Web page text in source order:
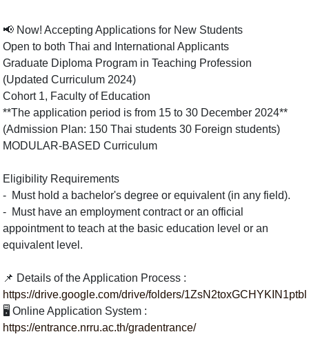
📢 Now! Accepting Applications for New Students
Open to both Thai and International Applicants
Graduate Diploma Program in Teaching Profession
(Updated Curriculum 2024)
Cohort 1, Faculty of Education
**The application period is from 15 to 30 December 2024**
(Admission Plan: 150 Thai students 30 Foreign students)
MODULAR-BASED Curriculum
Eligibility Requirements
- Must hold a bachelor's degree or equivalent (in any field).
- Must have an employment contract or an official
appointment to teach at the basic education level or an
equivalent level.
📌 Details of the Application Process :
https://drive.google.com/drive/folders/
🖥 Online Application System :
https://entrance.nrru.ac.th/gradentrance/